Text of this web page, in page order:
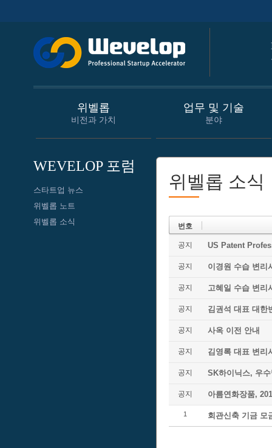
위벨롭
비전과 가치
업무 및 기술
분야
WEVELOP 포럼
스타트업 뉴스
위벨롭 노트
위벨롭 소식
위벨롭 소식
번호
공지 US Patent
공지 이경원 수습 변리
공지 고혜일 수습 변리
공지 김권석 대표 대한
공지 사옥 이전 안내
공지 김영록 대표 변리
공지 SK하이닉스, 우
공지 아름연화장품,
1 회관신축 기금 모